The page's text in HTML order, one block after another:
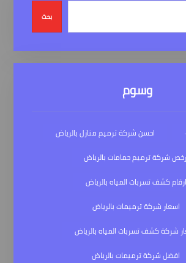
بحث
وسوم
احسن شركة ترميم منازل بالرياض
شركة ترميم حمامات بالرياض
ارقام كشف تسربات المياه بالرياض
اسعار شركة ترميمات بالرياض
شركة كشف تسربات المياه بالرياض
افضل شركة ترميمات بالرياض